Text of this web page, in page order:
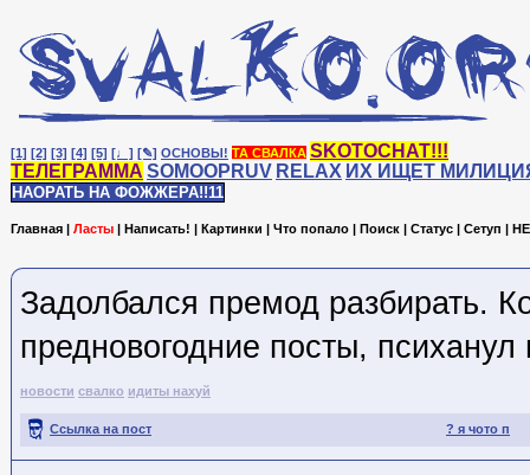
[1] [2] [3] [4] [5] [♩] [✎] ОСНОВЫ! ТА СВАЛКА SKOTOCHAT!!!
ТЕЛЕГРАММА SOMOOPRUV RELAX ИХ ИЩЕТ
НАОРАТЬ НА ФОЖЖЕРА!!11
Главная | Ласты | Написать! | Картинки | Что попало | Поиск | Статус | Сетуп |
Задолбался премод разбирать.
предновогодние посты,
новости свалко идиты нахуй
? я чото п
Ссылка на пост